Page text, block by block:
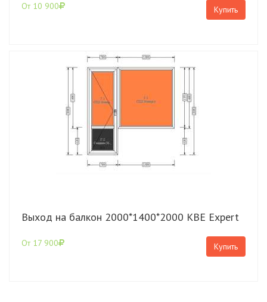
От 10 900 Купить
Выход на балкон 2000*1400*2000 КВЕ Expert
От 17 900 Купить